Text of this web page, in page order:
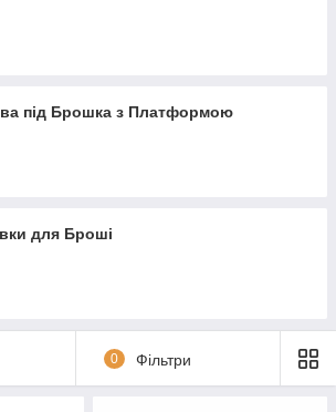
під Брошка з Платформою
для Броші
0 Фільтри